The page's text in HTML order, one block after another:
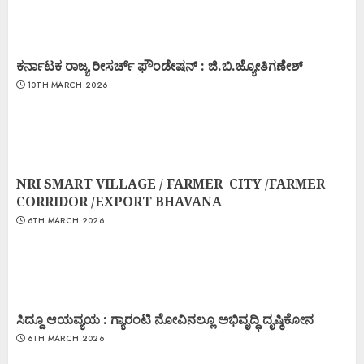
ಕರ್ನಾಟಕ ರಾಜ್ಯ ರೀಸರ್ಚ್ ಫೌಂಡೇಷನ್ : ಜಿ.ಬಿ.ಜ್ಯೋತಿಗಣೇಶ್
10TH MARCH 2026
NRI SMART VILLAGE / FARMER CITY /FARMER
CORRIDOR /EXPORT BHAVANA
6TH MARCH 2026
ಸಿದ್ದೂ ಆಯವ್ಯಯ : ಗ್ಯಾರಂಟಿ ನೋವಿನಲ್ಲೂ ಅಭಿವೃದ್ಧಿ ದೃಷ್ಠಿಕೋನ
6TH MARCH 2026